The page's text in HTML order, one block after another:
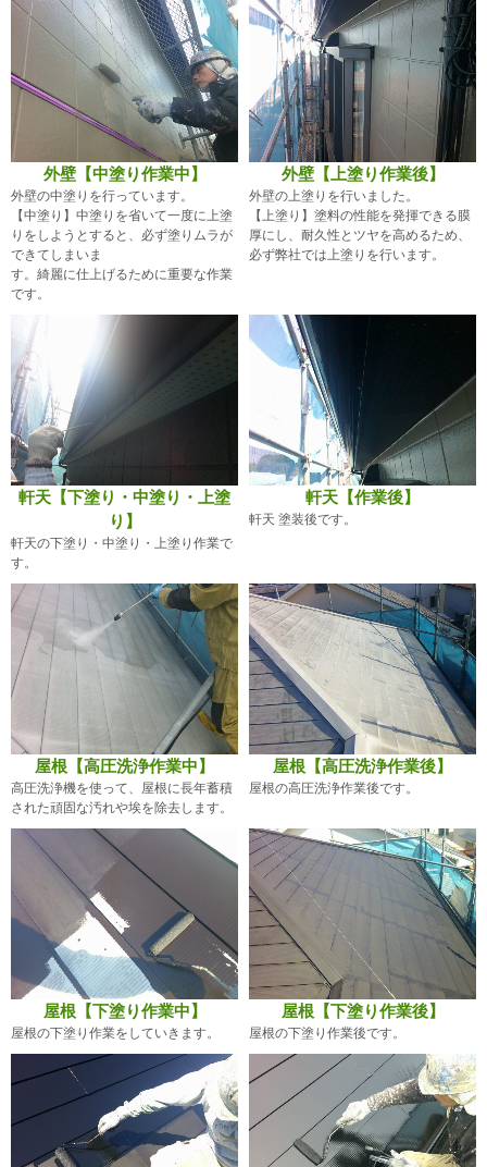
外壁【中塗り作業中】
外壁の中塗りを行っています。
【中塗り】中塗りを省いて一度に上塗
りをしようとすると、必ず塗りムラが
できてしまいま
す。綺麗に仕上げるために重要な作業
です。
外壁【上塗り作業後】
外壁の上塗りを行いました。
【上塗り】塗料の性能を発揮できる膜
厚にし、耐久性とツヤを高めるため、
必ず弊社では上塗りを行います。
軒天【下塗り・中塗り・上塗
り】
軒天の下塗り・中塗り・上塗り作業で
す。
軒天【作業後】
軒天 塗装後です。
屋根【高圧洗浄作業中】
高圧洗浄機を使って、屋根に長年蓄積
された頑固な汚れや埃を除去します。
屋根【高圧洗浄作業後】
屋根の高圧洗浄作業後です。
屋根【下塗り作業中】
屋根の下塗り作業をしていきます。
屋根【下塗り作業後】
屋根の下塗り作業後です。